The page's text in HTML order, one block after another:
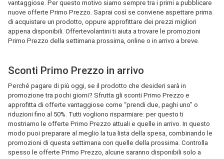
vantaggiose. Per questo motivo siamo sempre tra i primi a pubblicare
nuove offerte Primo Prezzo. Saprai così se conviene aspettare prima
di acquistare un prodotto, oppure approfittare dei prezzi migliori
appena disponibili. Offertevolantini ti aiuta a trovare le promozioni
Primo Prezzo della settimana prossima, online o in arrivo a breve.
Sconti Primo Prezzo in arrivo
Perché pagare di più oggi, se il prodotto che desideri sarà in
promozione tra pochi giorni? Sfrutta gli sconti Primo Prezzo e
approfitta di offerte vantaggiose come “prendi due, paghi uno” o
riduzioni fino al 50%. Tutti vogliono risparmiare: per questo ti
mostriamo le offerte Primo Prezzo attuali e quelle in arrivo. In questo
modo puoi preparare al meglio la tua lista della spesa, combinando le
promozioni di questa settimana con quelle della prossima. Controlla
spesso le offerte Primo Prezzo, alcune saranno disponibili solo a